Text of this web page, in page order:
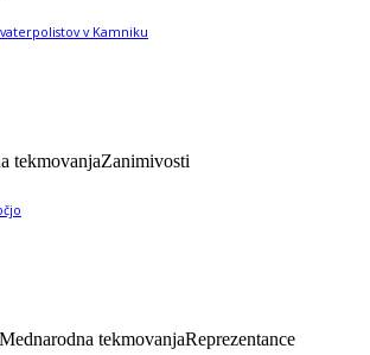
v Kamniku
tekmovanjaZanimivosti
Mednarodna tekmovanjaReprezentance